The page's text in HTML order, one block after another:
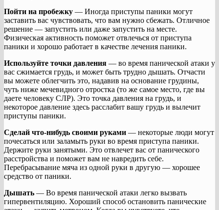
Пойти на пробежку — Иногда приступы паники могут
заставить вас чувствовать, что вам нужно сбежать. Отличное
решение — запустить или даже запустить на месте.
Физическая активность поможет отвлечься от приступа
паники и хорошо работает в качестве лечения паники.
Используйте точки давления — во время панической атаки у
вас сжимается грудь, и может быть трудно дышать. Отчасти
вы можете облегчить это, надавив на основание грудины,
чуть ниже мечевидного отростка (то же самое место, где вы
даете человеку СЛР). Это точка давления на грудь, и
некоторое давление здесь расслабит вашу грудь и вылечит
приступы паники.
Сделай что-нибудь своими руками — некоторые люди могут
почесаться или заламыть руки во время приступа паники.
Держите руки занятыми. Это отвлечет вас от панического
расстройства и поможет вам не навредить себе.
Перебрасывание мяча из одной руки в другую — хорошее
средство от паники.
Дышать — Во время панической атаки легко вызвать
гипервентиляцию. Хороший способ остановить панические